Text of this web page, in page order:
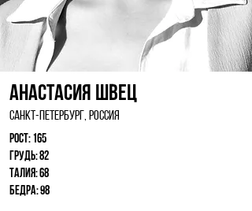
Анастасия Швец
Санкт-Петербург, Россия
Рост: 165
Грудь: 82
Талия: 68
Бедра: 98